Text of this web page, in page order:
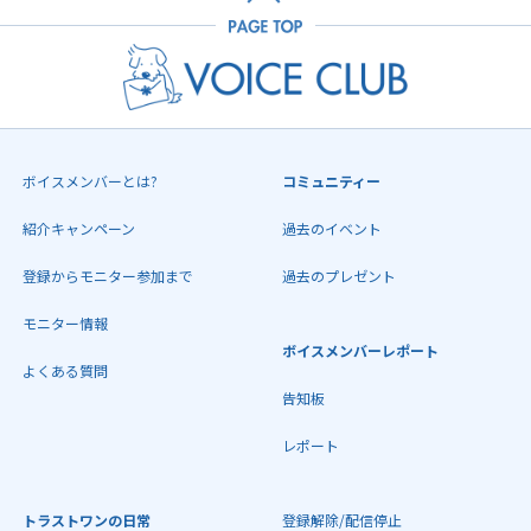
ボイスメンバーとは?
紹介キャンペーン
登録からモニター参加まで
モニター情報
よくある質問
コミュニティー
過去のイベント
過去のプレゼント
ボイスメンバーレポート
告知板
レポート
トラストワンの日常 登録解除/配信停止